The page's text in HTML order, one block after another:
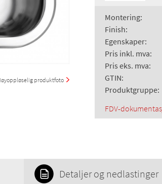
produktfoto
Montering:
Finish:
Egenskaper:
Pris inkl. mva:
Pris eks. mva:
GTIN:
Produktgruppe:
FDV-
Detaljer og nedlastinger